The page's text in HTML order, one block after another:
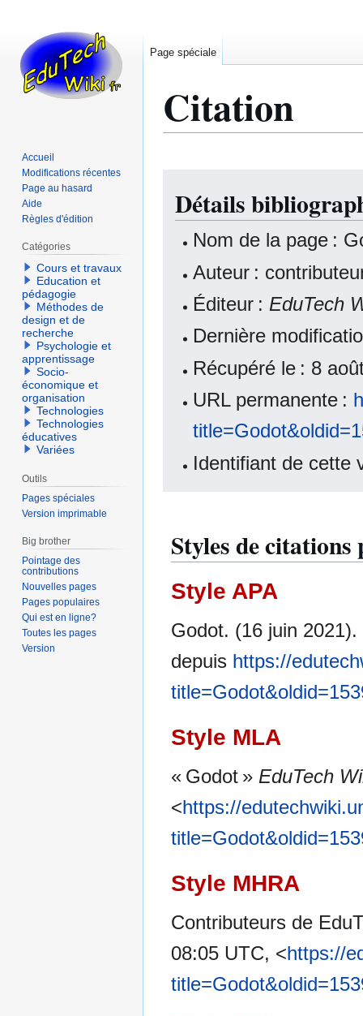
Citation
navigation
recherche
Détails
Nom de la page :
Auteur :
Éditeur : EduTech
Dernière
Récupéré le : 8
URL permanente :
Identifiant de cette
Styles de
Style APA
Godot. (16 juin 2021).
depuis https://
Style MLA
« Godot » EduTech
<https://
Style MHRA
Contributeurs de
08:05 UTC, <https://
Page spéciale
Accueil
Modifications récentes
Page au hasard
Aide
Règles d'édition
Catégories
Cours et travaux
Education et
pédagogie
Méthodes de
design et de
recherche
Psychologie et
apprentissage
Socio-
économique et
organisation
Technologies
Technologies
éducatives
Variées
Outils
Pages spéciales
Version imprimable
Big brother
Pointage des
contributions
Nouvelles pages
Pages populaires
Qui est en ligne?
Toutes les pages
Version